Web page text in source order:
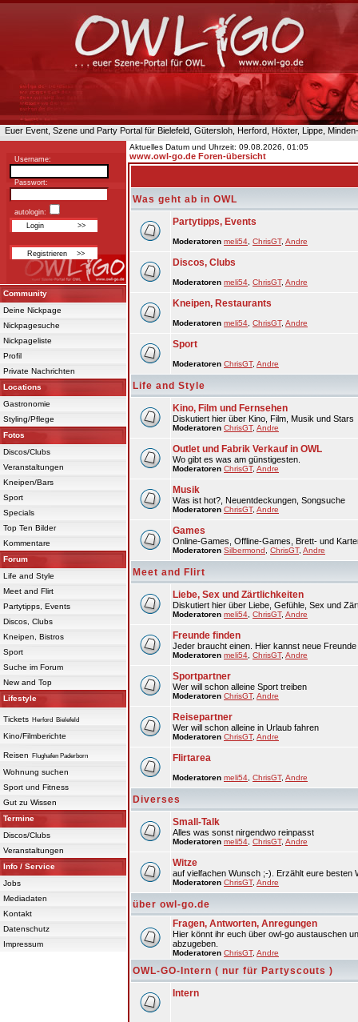
Euer Event, Szene und Party Portal für Bielefeld, Gütersloh, Herford, Höxter, Lippe,
Username:
Passwort:
autologin:
Community
Deine Nickpage
Nickpagesuche
Nickpageliste
Profil
Private Nachrichten
Locations
Gastronomie
Styling/Pflege
Fotos
Discos/Clubs
Veranstaltungen
Kneipen/Bars
Sport
Specials
Top Ten Bilder
Kommentare
Forum
Life and Style
Meet and Flirt
Partytipps, Events
Discos, Clubs
Kneipen, Bistros
Sport
Suche im Forum
New and Top
Lifestyle
Tickets Herford Bielefeld
Kino/Filmberichte
Reisen Flughafen Paderborn
Wohnung suchen
Sport und Fitness
Gut zu Wissen
Termine
Discos/Clubs
Veranstaltungen
Info / Service
Jobs
Mediadaten
Kontakt
Datenschutz
Impressum
Aktuelles Datum und Uhrzeit: 09.08.2026, 01:05
www.owl-go.de Foren-übersicht
Was geht ab in OWL
Partytipps, Events
Moderatoren meli54 ChrisGT, Andre
Discos, Clubs
Moderatoren meli54 ChrisGT, Andre
Kneipen, Restaurants
Moderatoren meli54 ChrisGT, Andre
Sport
Moderatoren ChrisGT, Andre
Life and Style
Kino, Film und Fernsehen
Diskutiert hier über Kino, Film, Musik und Stars
Moderatoren ChrisGT, Andre
Outlet und Fabrik Verkauf in OWL
Wo gibt es was am günstigesten.
Moderatoren ChrisGT, Andre
Musik
Was ist hot?, Neuentdeckungen, Songsuche
Moderatoren ChrisGT, Andre
Games
Online-Games, Offline-Games, Brett- und
Moderatoren Silbermond ChrisGT, Andre
Meet and Flirt
Liebe, Sex und Zärtlichkeiten
Diskutiert hier über Liebe, Gefühle, Sex und
Moderatoren meli54 ChrisGT, Andre
Freunde finden
Jeder braucht einen. Hier kannst neue Freunde
Moderatoren meli54 ChrisGT, Andre
Sportpartner
Wer will schon alleine Sport treiben
Moderatoren ChrisGT, Andre
Reisepartner
Wer will schon alleine in Urlaub fahren
Moderatoren ChrisGT, Andre
Flirtarea
Moderatoren meli54 ChrisGT, Andre
Diverses
Small-Talk
Alles was sonst nirgendwo reinpasst
Moderatoren meli54 ChrisGT, Andre
Witze
auf vielfachen Wunsch ;-). Erzählt eure besten
Moderatoren ChrisGT, Andre
über owl-go.de
Fragen, Antworten, Anregungen
Hier könnt ihr euch über owl-go austauschen
abzugeben.
Moderatoren ChrisGT, Andre
OWL-GO-Intern ( nur für Partyscouts )
Intern